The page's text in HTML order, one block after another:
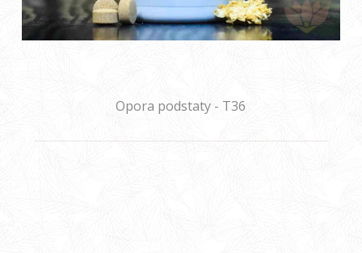
Opora podstaty - T36